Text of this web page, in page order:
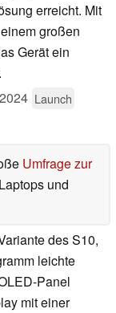
erreicht. Mit
großen
Gerät ein
Launch
Umfrage zur
und
des S10,
leichte
Panel
mit einer